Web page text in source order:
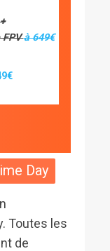
FPVà 649€
Day
Toutes les
de